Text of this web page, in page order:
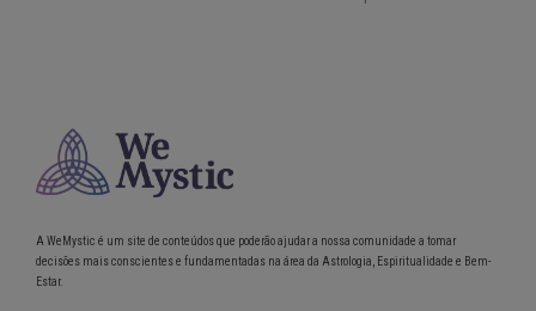
A WeMystic é um site de conteúdos que poderão ajudar a nossa comunidade a tomar
decisões mais conscientes e fundamentadas na área da Astrologia, Espiritualidade e Bem-
Estar.